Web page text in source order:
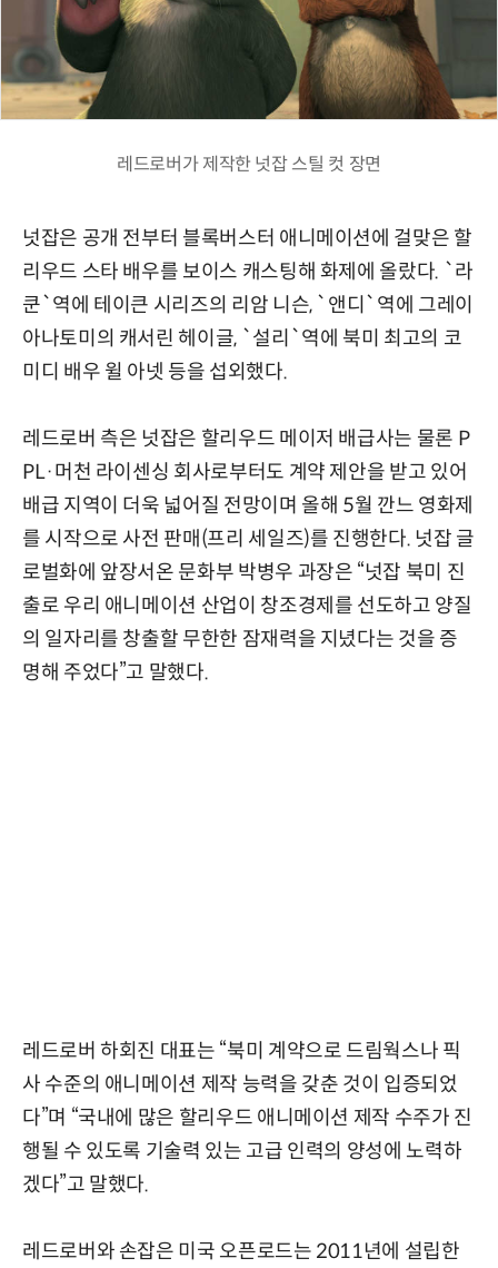
레드로버가 제작한 넛잡 스틸 컷 장면
넛잡은 공개 전부터 블록버스터 애니메이션에 걸맞은 할
리우드 스타 배우를 보이스 캐스팅해 화제에 올랐다. `라
쿤`역에 테이큰 시리즈의 리암 니슨, `앤디`역에 그레이
아나토미의 캐서린 헤이글, `설리`역에 북미 최고의 코
미디 배우 윌 아넷 등을 섭외했다.
레드로버 측은 넛잡은 할리우드 메이저 배급사는 물론 P
PL·머천 라이센싱 회사로부터도 계약 제안을 받고 있어
배급 지역이 더욱 넓어질 전망이며 올해 5월 깐느 영화제
를 시작으로 사전 판매(프리 세일즈)를 진행한다. 넛잡 글
로벌화에 앞장서온 문화부 박병우 과장은 “넛잡 북미 진
출로 우리 애니메이션 산업이 창조경제를 선도하고 양질
의 일자리를 창출할 무한한 잠재력을 지녔다는 것을 증
명해 주었다”고 말했다.
레드로버 하회진 대표는 “북미 계약으로 드림웍스나 픽
사 수준의 애니메이션 제작 능력을 갖춘 것이 입증되었
다”며 “국내에 많은 할리우드 애니메이션 제작 수주가 진
행될 수 있도록 기술력 있는 고급 인력의 양성에 노력하
겠다”고 말했다.
레드로버와 손잡은 미국 오픈로드는 2011년에 설립한